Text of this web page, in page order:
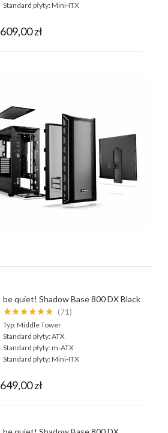
Standard płyty:Mini-ITX
609,00 zł
be quiet! Shadow Base 800 DX Black
★★★★★★ (71)
Typ:Middle Tower
Standard płyty:ATX
Standard płyty:m-ATX
Standard płyty:Mini-ITX
649,00 zł